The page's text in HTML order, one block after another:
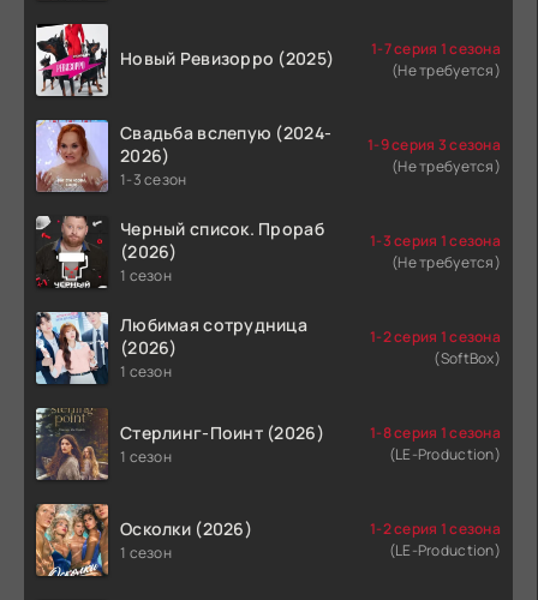
Новый Ревизорро (2025)
1-7 серия 1 сезона
(Не требуется)
Свадьба вслепую (2024-
2026)
1-3 сезон
1-9 серия 3 сезона
(Не требуется)
Черный список. Прораб
(2026)
1 сезон
1-3 серия 1 сезона
(Не требуется)
Любимая сотрудница
(2026)
1 сезон
1-2 серия 1 сезона
(SoftBox)
Стерлинг-Поинт (2026)
1 сезон
1-8 серия 1 сезона
(LE-Production)
Осколки (2026)
1 сезон
1-2 серия 1 сезона
(LE-Production)